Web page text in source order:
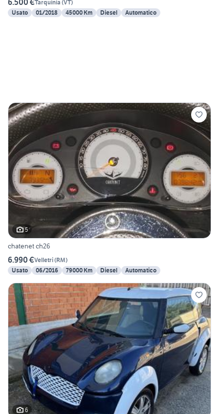
6.500 €Tarquinia (VT)
Usato
01/2018 45000 Km Diesel Automatico
5
chatenet ch26
6.990 €Velletri(RM)
Usato
06/2016 79000 Km Diesel Automatico
6